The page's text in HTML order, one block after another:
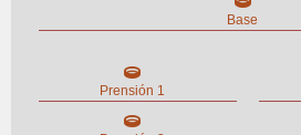
Base
Prensión 1